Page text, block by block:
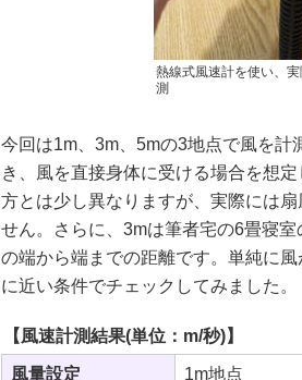
熱線式風速計を使い、
測
今回は1m、3m、5mの3地点で風を計
き、風を直接身体に受ける場合を想
方とは少し異なりますが、実際には
せん。さらに、3mは筆者宅の6畳寝
の端から端までの距離です。単純に
に近い条件でチェックしてみました。
【風速計測結果(単位：m/秒)】
風量設定 1m地点